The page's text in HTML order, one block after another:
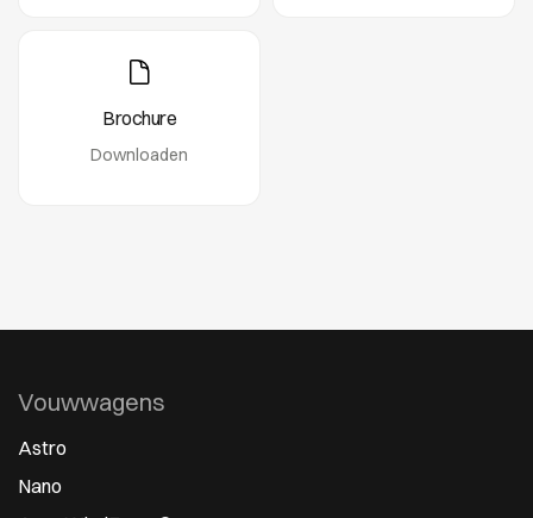
Brochure
Downloaden
Vouwwagens
Astro
Nano